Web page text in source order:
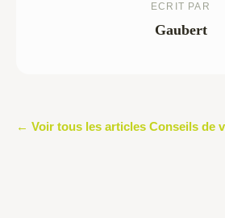
ECRIT PAR
Gaubert
← Voir tous les articles Conseils de